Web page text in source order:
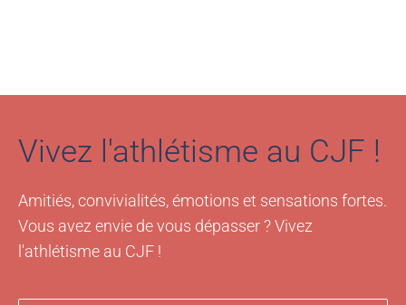
Vivez l'athlétisme au CJF !
Amitiés, convivialités, émotions et sensations fortes.
Vous avez envie de vous dépasser ? Vivez
l'athlétisme au CJF !